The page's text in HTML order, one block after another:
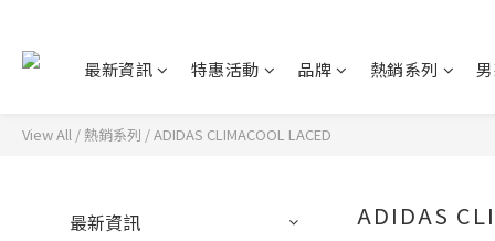
最新資訊 特惠活動 品牌 熱銷系列
View All /熱銷系列 /ADIDAS CLIMACOOL LACED
最新資訊
ADIDAS